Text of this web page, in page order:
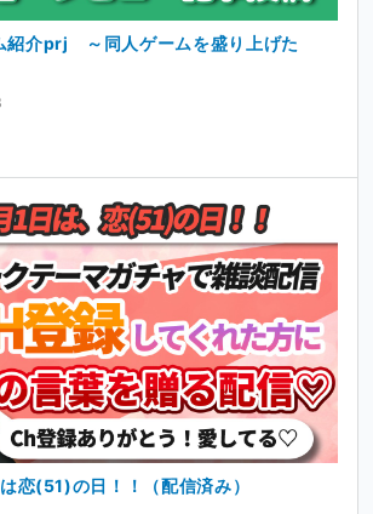
n
企画が好きな人！
画を開催しているよ！
画伯コンクール！！
なVtuberを集めて、誰が一番へ...特徴的
ームの製作裏話を、担当ライターと語っ
ぞ！
かったら配信を見にきて＆チャンネル登
いってください！！
動
知や、趣味で作ったいろいろな成果
ュー記事、そしてたまーーにボイス作品
ます！
紹介prj ～同人ゲームを盛り上げた
恋(51)の日！！（配信済み）